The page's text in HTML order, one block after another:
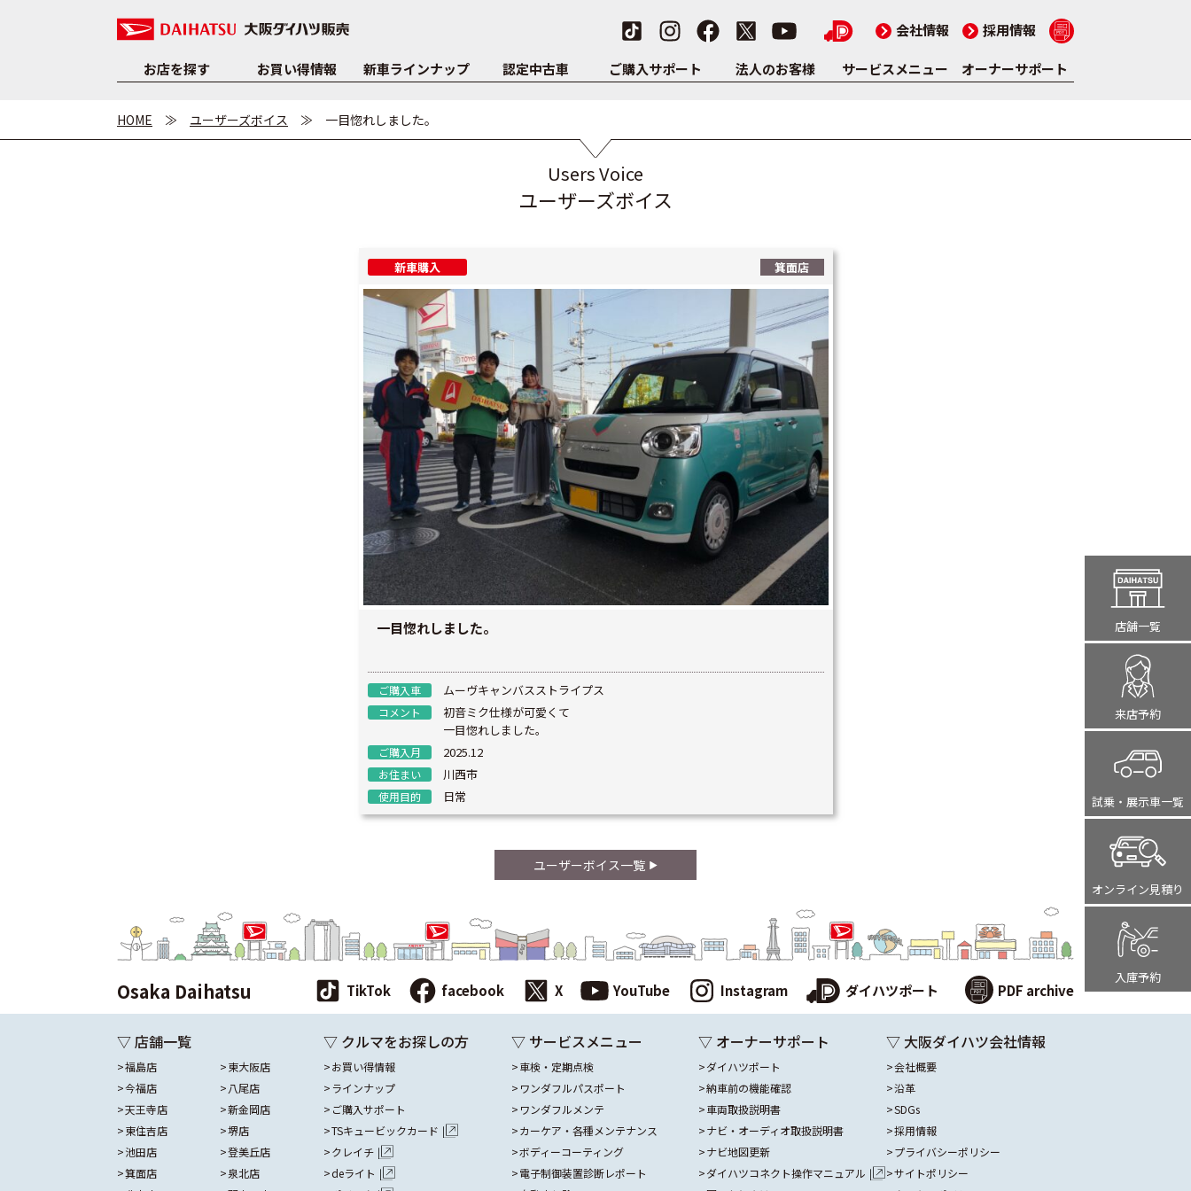
会社情報 採用情報
お店を探す お買い得情報 新車ラインナップ 認定中古車 ご購入サポート 法人のお客様 サービスメニュー オーナーサポート
店舗一覧
来店予約
試乗・展示車一覧
オンライン見積り
入庫予約
HOME ユーザーズボイス 一目惚れしました。
Users Voice
ユーザーズボイス
新車購入 箕面店
一目惚れしました。
ご購入車 ムーヴキャンバスストライプス
コメント
初音ミク仕様が可愛くて
一目惚れしました。
ご購入月 2025.12
お住まい 川西市
使用目的 日常
ユーザーボイス一覧
Osaka Daihatsu TikTok facebook X YouTube Instagram ダイハツポート PDF archive
▽ 店舗一覧
福島店
今福店
天王寺店
東住吉店
池田店
箕面店
東大阪店
八尾店
新金岡店
堺店
登美丘店
泉北店
▽ クルマをお探しの方
お買い得情報
ラインナップ
ご購入サポート
TSキュービックカード
クレイチ
deライト
▽ サービスメニュー
車検・定期点検
ワンダフルパスポート
ワンダフルメンテ
カーケア・各種メンテナンス
ボディーコーティング
電子制御装置診断レポート
▽ オーナーサポート
ダイハツポート
納車前の機能確認
車両取扱説明書
ナビ・オーディオ取扱説明書
ナビ地図更新
ダイハツコネクト操作マニュアル
▽ 大阪ダイハツ会社情報
会社概要
沿革
SDGs
採用情報
プライバシーポリシー
サイトポリシー